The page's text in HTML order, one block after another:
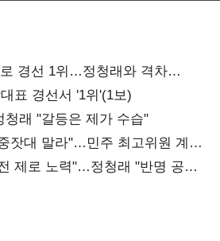
경선 1위…정청래와 격차
표 경선서 '1위'(1보)
래 "갈등은 제가 수습"
잣대 말라"…민주 최고위원 계파
제로 노력"…정청래 "반명 공세